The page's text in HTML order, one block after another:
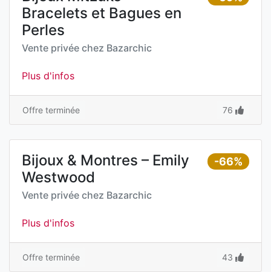
Bracelets et Bagues en
Perles
Vente privée chez Bazarchic
Plus d'infos
Offre terminée 76
-66%
Bijoux & Montres – Emily
Westwood
Vente privée chez Bazarchic
Plus d'infos
Offre terminée 43